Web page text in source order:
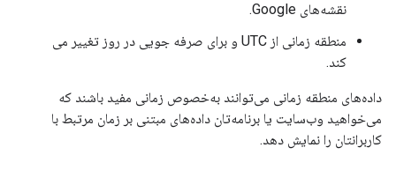
نقشه‌های Google.
منطقه زمانی از UTC و برای صرفه جویی در روز تغییر می
کند.
داده‌های منطقه زمانی می‌توانند به‌خصوص زمانی مفید باشند که
می‌خواهید وب‌سایت یا برنامه‌تان داده‌های مبتنی بر زمان مرتبط با
کاربرانتان را نمایش دهد.